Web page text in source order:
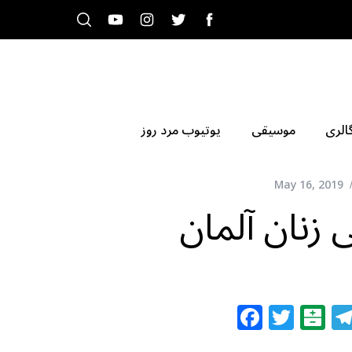
موسیقی یوتیوب مرد روز
May 16, 2019
زنان آلمان
F T B